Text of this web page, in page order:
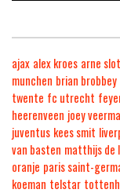
ajax alex kroes arne slot
munchen brian brobbey
twente fc utrecht
heerenveen joey
juventus kees smit
van basten matthijs de
oranje paris saint-
koeman telstar